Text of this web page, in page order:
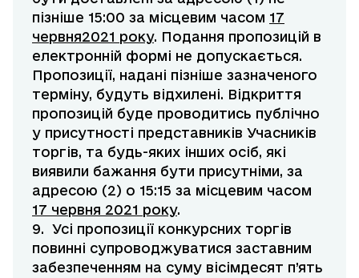
пізніше 15:00 за місцевим часом 17
червня2021 року. Подання пропозицій в
електронній формі не допускається.
Пропозиції, надані пізніше зазначеного
терміну, будуть відхилені. Відкриття
пропозицій буде проводитись публічно
у присутності представників Учасників
торгів, та будь-яких інших осіб, які
виявили бажання бути присутніми, за
адресою (2) о 15:15 за місцевим часом
17 червня 2021 року.
9. Усі пропозиції конкурсних торгів
повинні супроводжуватися заставним
забезпеченням на суму вісімдесят п’ять